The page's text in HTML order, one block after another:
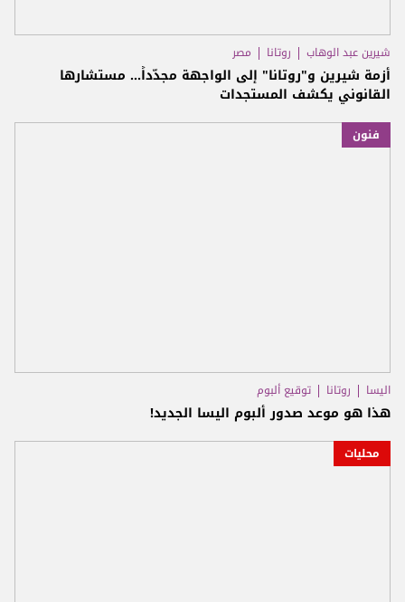
شيرين عبد الوهاب روتانا مصر
أزمة شيرين و"روتانا" إلى الواجهة مجدّداً... مستشارها
القانوني يكشف المستجدات
فنون
اليسا روتانا توقيع ألبوم
هذا هو موعد صدور ألبوم اليسا الجديد!
محليات